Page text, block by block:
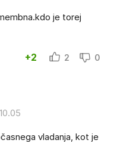
je torej
+2 2 0
vladanja, kot je